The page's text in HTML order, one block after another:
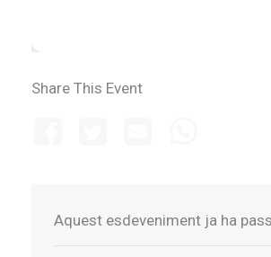
Share This Event
Aquest esdeveniment ja ha